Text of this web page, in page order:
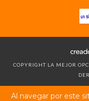
Al navegar por este
COPYRIGHT LA MEJOR